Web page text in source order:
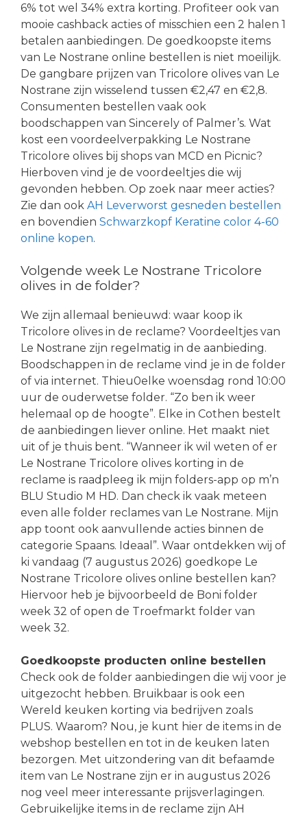
6% tot wel 34% extra korting. Profiteer ook van
mooie cashback acties of misschien een 2 halen 1
betalen aanbiedingen. De goedkoopste items
van Le Nostrane online bestellen is niet moeilijk.
De gangbare prijzen van Tricolore olives van Le
Nostrane zijn wisselend tussen €2,47 en €2,8.
Consumenten bestellen vaak ook
boodschappen van Sincerely of Palmer’s. Wat
kost een voordeelverpakking Le Nostrane
Tricolore olives bij shops van MCD en Picnic?
Hierboven vind je de voordeeltjes die wij
gevonden hebben. Op zoek naar meer acties?
Zie dan ook AH Leverworst gesneden bestellen
en bovendien Schwarzkopf Keratine color 4-60
online kopen.
Volgende week Le Nostrane Tricolore
olives in de folder?
We zijn allemaal benieuwd: waar koop ik
Tricolore olives in de reclame? Voordeeltjes van
Le Nostrane zijn regelmatig in de aanbieding.
Boodschappen in de reclame vind je in de folder
of via internet. Thieu0elke woensdag rond 10:00
uur de ouderwetse folder. “Zo ben ik weer
helemaal op de hoogte”. Elke in Cothen bestelt
de aanbiedingen liever online. Het maakt niet
uit of je thuis bent. “Wanneer ik wil weten of er
Le Nostrane Tricolore olives korting in de
reclame is raadpleeg ik mijn folders-app op m’n
BLU Studio M HD. Dan check ik vaak meteen
even alle folder reclames van Le Nostrane. Mijn
app toont ook aanvullende acties binnen de
categorie Spaans. Ideaal”. Waar ontdekken wij of
ki vandaag (7 augustus 2026) goedkope Le
Nostrane Tricolore olives online bestellen kan?
Hiervoor heb je bijvoorbeeld de Boni folder
week 32 of open de Troefmarkt folder van
week 32.
Goedkoopste producten online bestellen
Check ook de folder aanbiedingen die wij voor je
uitgezocht hebben. Bruikbaar is ook een
Wereld keuken korting via bedrijven zoals
PLUS. Waarom? Nou, je kunt hier de items in de
webshop bestellen en tot in de keuken laten
bezorgen. Met uitzondering van dit befaamde
item van Le Nostrane zijn er in augustus 2026
nog veel meer interessante prijsverlagingen.
Gebruikelijke items in de reclame zijn AH